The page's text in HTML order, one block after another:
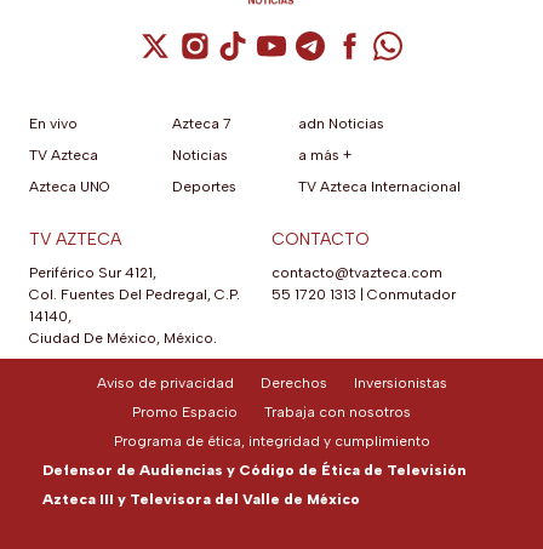
Cuenta de X / Twitter (se abre en una
Cuenta de Instagram (se abre en una
Cuenta de TikTok (se abre en
Cuenta de YouTube (se abre
Cuenta de Telegram (se
Cuenta de
Cuenta de
En vivo
TV Azteca
Azteca UNO
Azteca 7
Noticias
Deportes
adn Noticias
a más +
TV Azteca Internacional
TV AZTECA
Periférico Sur 4121,
Col. Fuentes Del Pedregal, C.P.
14140,
Ciudad De México, México.
CONTACTO
contacto@tvazteca.com
55 1720 1313
Conmutador
Aviso de privacidad Derechos
Inversionistas
Promo Espacio
Trabaja con nosotros
Programa de ética, integridad y cumplimiento
Defensor de Audiencias y Código de Ética de Televisión
Azteca III y Televisora del Valle de México